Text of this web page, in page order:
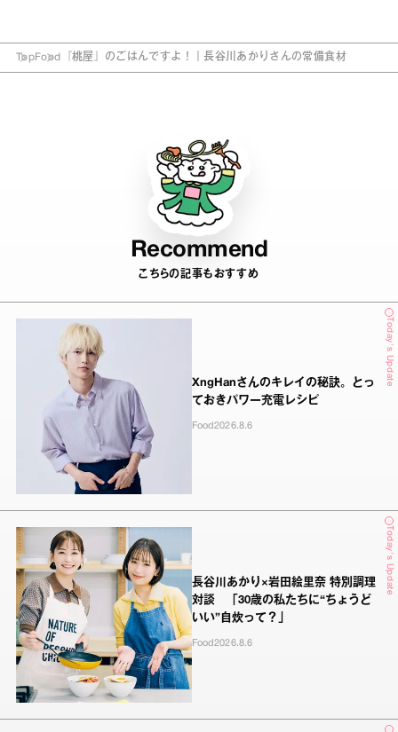
TopFood 『桃屋』のごはんですよ！｜長谷川あかりさんの常備食材
Recommend
こちらの記事もおすすめ
Today's Update
XngHanさんのキレイの秘訣。とっ
ておきパワー充電レシピ
Food2026.8.6
Today's Update
長谷川あかり×岩田絵里奈 特別調理
対談 「30歳の私たちに“ちょうど
いい”自炊って？」
Food2026.8.6